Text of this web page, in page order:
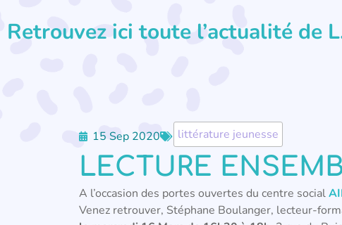
Retrouvez ici toute l’actualité de
15 Sep 2020 littérature jeunesse
LECTURE
A l’occasion des portes ouvertes du centre social
Venez retrouver, Stéphane Boulanger, lecteur-